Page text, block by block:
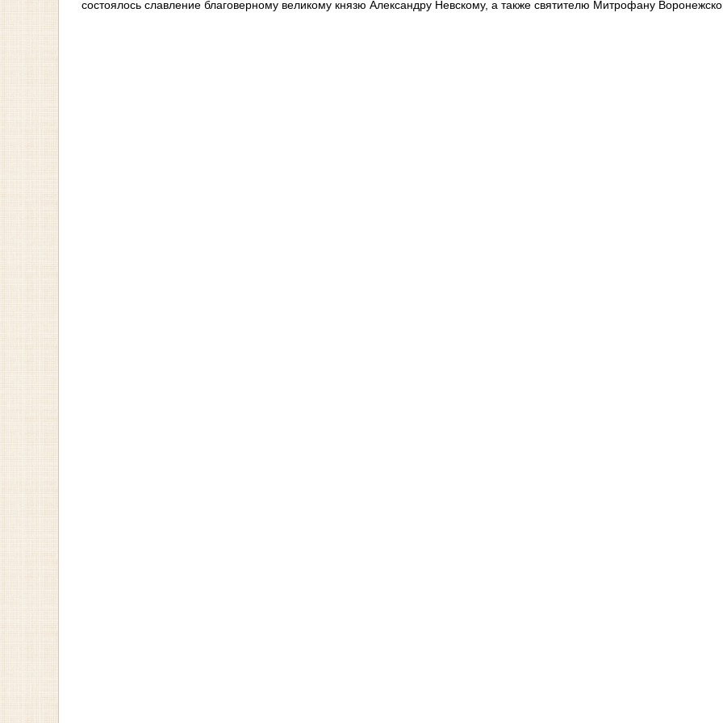
состоялось славление благоверному великому князю Александру Невскому, а также святителю Митрофану